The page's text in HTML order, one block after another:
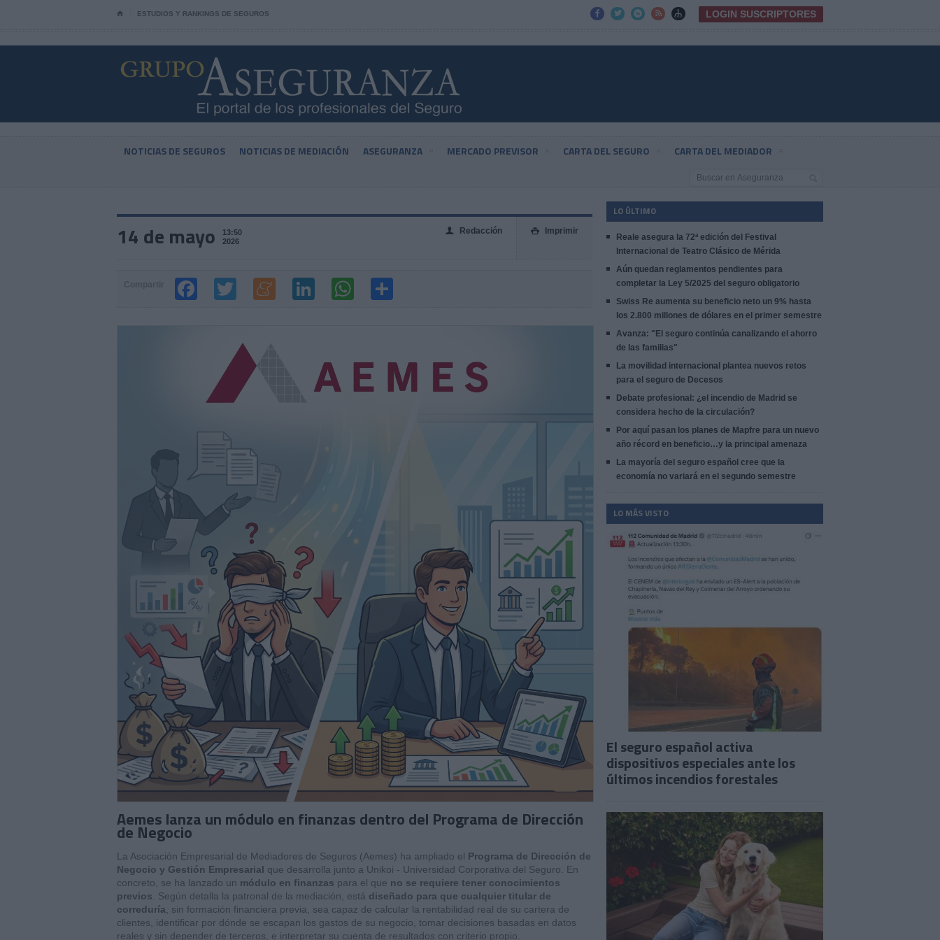
⌂ ESTUDIOS Y RANKINGS DE SEGUROS      LOGIN SUSCRIPTORES
NOTICIAS DE SEGUROS NOTICIAS DE MEDIACIÓN ASEGURANZA MERCADO PREVISOR CARTA DEL SEGURO CARTA DEL MEDIADOR
14 de mayo
13:50
2026
 Imprimir
👤 Redacción
Aemes lanza un módulo en finanzas dentro del Programa de Dirección
de Negocio
La Asociación Empresarial de Mediadores de Seguros (Aemes) ha ampliado el Programa de Dirección de
Negocio y Gestión Empresarial que desarrolla junto a Unikoi - Universidad Corporativa del Seguro. En
concreto, se ha lanzado un módulo en finanzas para el que no se requiere tener conocimientos
previos . Según detalla la patronal de la mediación, está diseñado para que cualquier titular de
correduría , sin formación financiera previa, sea capaz de calcular la rentabilidad real de su cartera de
clientes, identificar por dónde se escapan los gastos de su negocio, tomar decisiones basadas en datos
reales y sin depender de terceros, e interpretar su cuenta de resultados con criterio propio.
LO ÚLTIMO
Reale asegura la 72ª edición del Festival
Internacional de Teatro Clásico de Mérida
Aún quedan reglamentos pendientes para
completar la Ley 5/2025 del seguro obligatorio
Swiss Re aumenta su beneficio neto un 9% hasta
los 2.800 millones de dólares en el primer semestre
Avanza: "El seguro continúa canalizando el ahorro
de las familias"
La movilidad internacional plantea nuevos retos
para el seguro de Decesos
Debate profesional: ¿el incendio de Madrid se
considera hecho de la circulación?
Por aquí pasan los planes de Mapfre para un nuevo
año récord en beneficio…y la principal amenaza
La mayoría del seguro español cree que la
economía no variará en el segundo semestre
LO MÁS VISTO
El seguro español activa
dispositivos especiales ante los
últimos incendios forestales